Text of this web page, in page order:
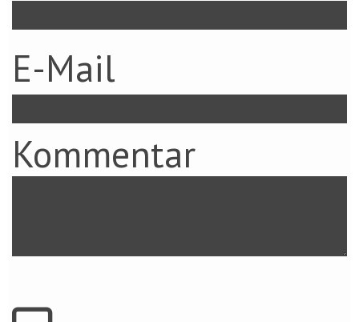
E-Mail
Kommentar